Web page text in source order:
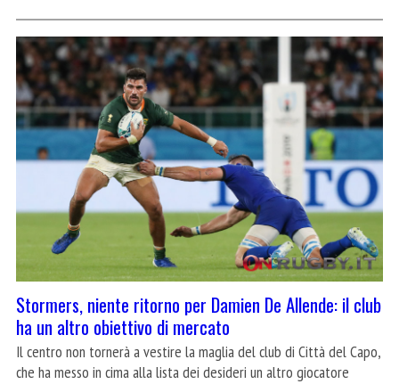
Stormers, niente ritorno per Damien De Allende: il club
ha un altro obiettivo di mercato
Il centro non tornerà a vestire la maglia del club di Città del Capo,
che ha messo in cima alla lista dei desideri un altro giocatore